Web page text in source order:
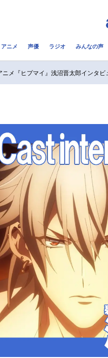
記事一覧
事一覧
実
アニメ 声優 ラジオ みんなの声
ニメ『ヒプマイ』浅沼晋太郎インタビ